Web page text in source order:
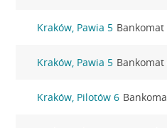
Kraków, Pawia 5 Bankomat
Kraków, Pawia 5 Bankomat
Kraków, Pilotów 6